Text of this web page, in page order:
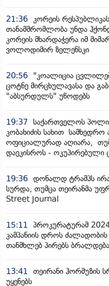
21:36 კორეის
თანამშრომლობა უნდა
კორეის მხარდაჭერა იმ
ვოლოდიმირ ზელენსკი
20:56
"კოალიცია
ცოტნე მირცხულავასა და
"აბსურდულს" უწოდებს
19:37 საქართველოს
კობახიძის სახით სამხედრო
ოფიციალურად აღიარა,
დაეკისროს - ოკუპირებული
19:36 დონალდ ტრამპს
სურდა, თუმცა თეირანმა
Street Journal
15:11 პროკურატურამ 2024
კამპანიის დროს
თანმხლებ პირებს
13:41 თეირანი ჰორმუზის
უყენებს